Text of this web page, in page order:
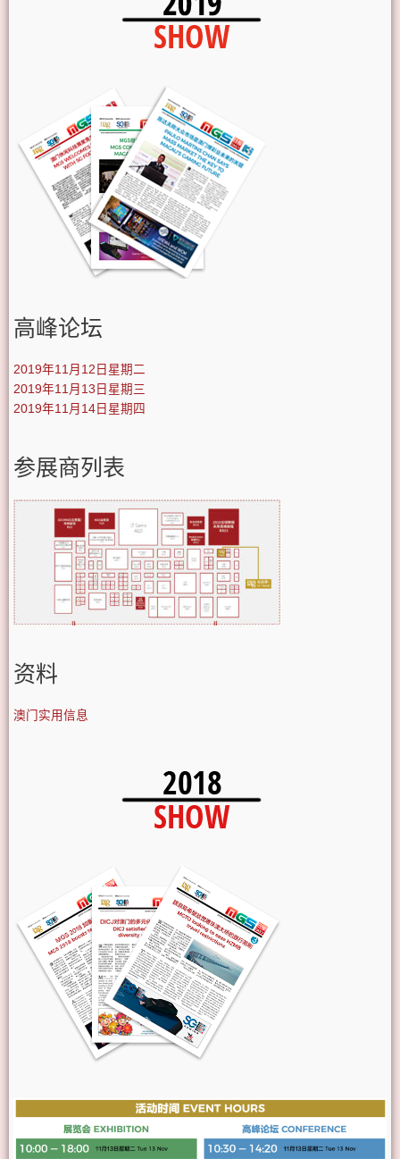
高峰论坛
2019年11月12日星期二
2019年11月13日星期三
2019年11月14日星期四
参展商列表
资料
澳门实用信息